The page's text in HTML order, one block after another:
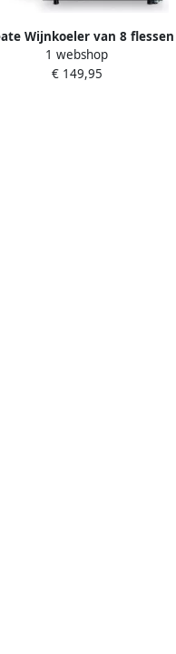
Wijnkoeler van 8 flessen
WINECOOLER S
1 webshop
€ 149,95